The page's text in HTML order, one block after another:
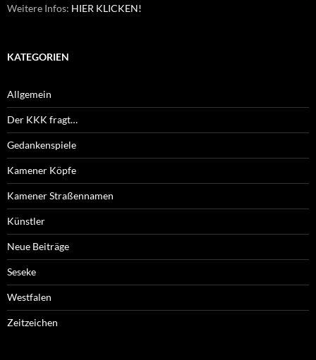
Weitere Infos: HIER KLICKEN!
KATEGORIEN
Allgemein
Der KKK fragt…
Gedankenspiele
Kamener Köpfe
Kamener Straßennamen
Künstler
Neue Beiträge
Seseke
Westfalen
Zeitzeichen